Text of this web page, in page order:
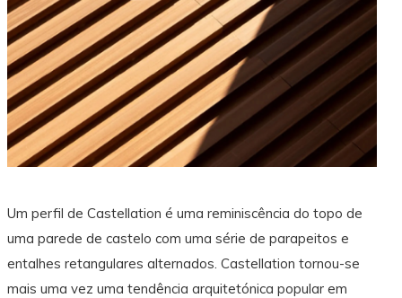
Um perfil de Castellation é uma reminiscência do topo de
uma parede de castelo com uma série de parapeitos e
entalhes retangulares alternados. Castellation tornou-se
mais uma vez uma tendência arquitetónica popular em